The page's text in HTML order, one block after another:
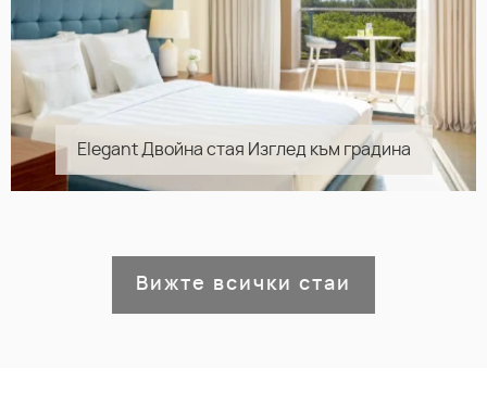
Elegant Двойна стая Изглед към градина
Вижте всички стаи